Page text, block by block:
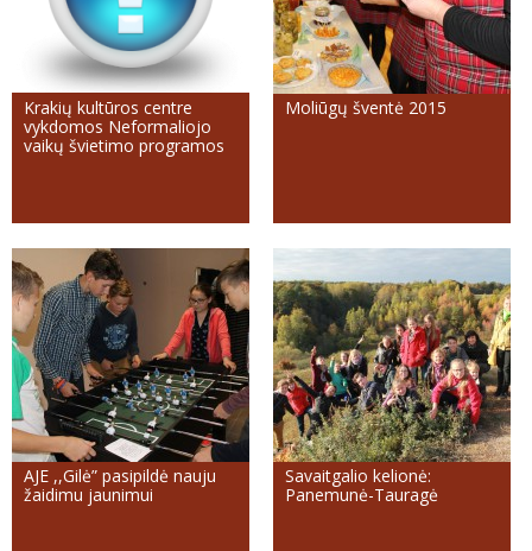
Krakių kultūros centre
vykdomos Neformaliojo
vaikų švietimo programos
Moliūgų šventė 2015
AJE ,,Gilė” pasipildė nauju
žaidimu jaunimui
Savaitgalio kelionė:
Panemunė-Tauragė